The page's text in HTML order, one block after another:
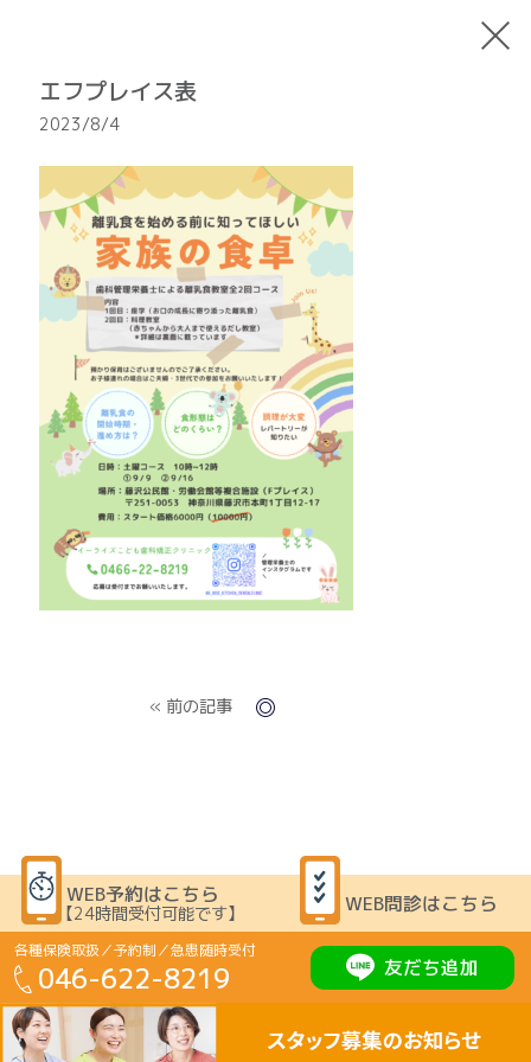
エフプレイス表
2023/8/4
« 前の記事
WEB予約はこちら
【24時間受付可能です】 WEB問診はこちら
各種保険取扱／予約制／急患随時受付
046-622-8219 友だち追加